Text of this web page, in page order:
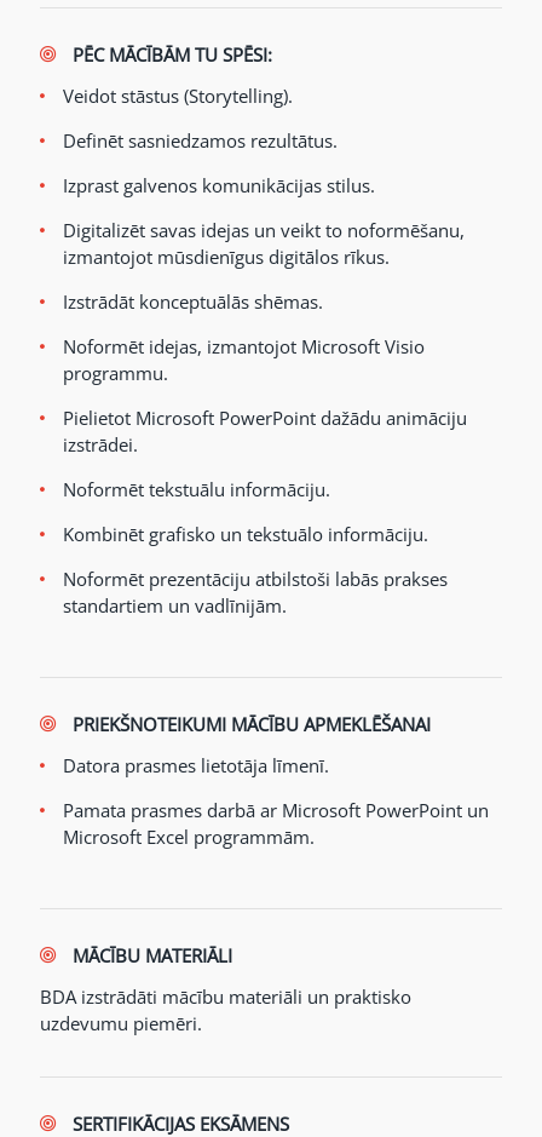
PĒC MĀCĪBĀM TU SPĒSI:
Veidot stāstus (Storytelling).
Definēt sasniedzamos rezultātus.
Izprast galvenos komunikācijas stilus.
Digitalizēt savas idejas un veikt to noformēšanu,
izmantojot mūsdienīgus digitālos rīkus.
Izstrādāt konceptuālās shēmas.
Noformēt idejas, izmantojot Microsoft Visio
programmu.
Pielietot Microsoft PowerPoint dažādu animāciju
izstrādei.
Noformēt tekstuālu informāciju.
Kombinēt grafisko un tekstuālo informāciju.
Noformēt prezentāciju atbilstoši labās prakses
standartiem un vadlīnijām.
PRIEKŠNOTEIKUMI MĀCĪBU APMEKLĒŠANAI
Datora prasmes lietotāja līmenī.
Pamata prasmes darbā ar Microsoft PowerPoint un
Microsoft Excel programmām.
MĀCĪBU MATERIĀLI
BDA izstrādāti mācību materiāli un praktisko
uzdevumu piemēri.
SERTIFIKĀCIJAS EKSĀMENS